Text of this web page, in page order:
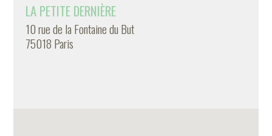
LA PETITE DERNIÈRE
10 rue de la Fontaine du But
75018 Paris